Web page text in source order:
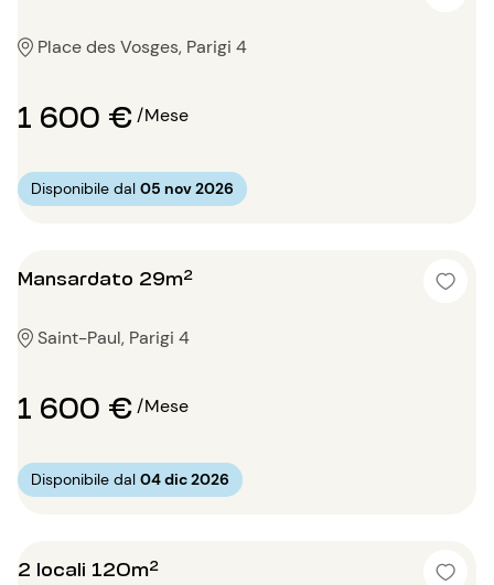
Place des Vosges, Parigi 4
1 600 €/Mese
Disponibile dal 05 nov 2026
Mansardato 29m²
Saint-Paul, Parigi 4
1 600 €/Mese
Disponibile dal 04 dic 2026
2 locali 120m²